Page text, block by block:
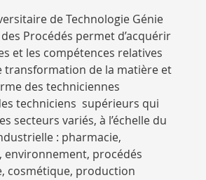
de Technologie Génie
Procédés permet d’acquérir
et les compétences relatives
transformation de la matière et
des techniciennes
techniciens supérieurs qui
secteurs variés, à l’échelle du
: pharmacie,
environnement, procédés
cosmétique, production